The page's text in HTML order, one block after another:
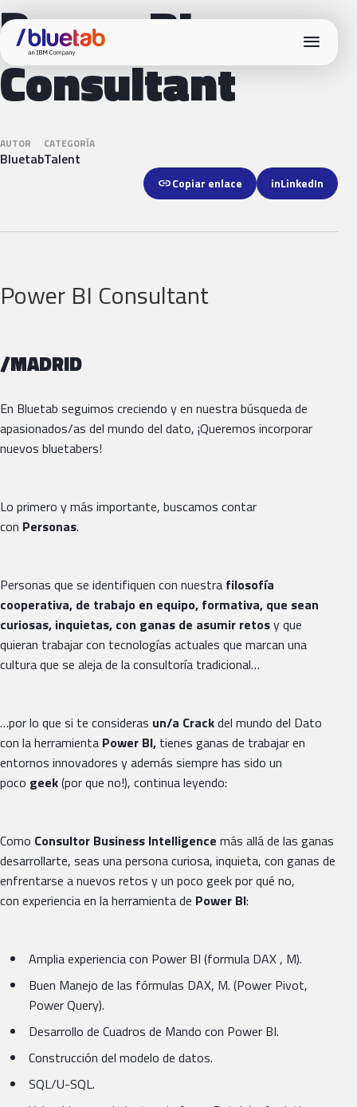
menu
Power BI
Consultant
AUTOR
Bluetab
CATEGORÍA
Talent
linkCopiar enlace inLinkedIn
Power BI Consultant
/MADRID
En Bluetab seguimos creciendo y en nuestra búsqueda de
apasionados/as del mundo del dato, ¡Queremos incorporar
nuevos bluetabers!
Lo primero y más importante, buscamos contar
con Personas.
Personas que se identifiquen con nuestra filosofía
cooperativa, de trabajo en equipo, formativa, que sean
curiosas, inquietas, con ganas de asumir retosy que
quieran trabajar con tecnologías actuales que marcan una
cultura que se aleja de la consultoría tradicional…
…por lo que si te consideras un/a Crackdel mundo del Dato
con la herramienta Power BI, tienes ganas de trabajar en
entornos innovadores y además siempre has sido un
poco geek(por que no!), continua leyendo:
Como Consultor Business Intelligence más allá de las ganas
desarrollarte, seas una persona curiosa, inquieta, con ganas de
enfrentarse a nuevos retos y un poco geek por qué no,
con experiencia en la herramienta de Power BI:
Amplia experiencia con Power BI (formula DAX , M).
Buen Manejo de las fórmulas DAX, M. (Power Pivot,
Power Query).
Desarrollo de Cuadros de Mando con Power BI.
Construcción del modelo de datos.
SQL/U-SQL.